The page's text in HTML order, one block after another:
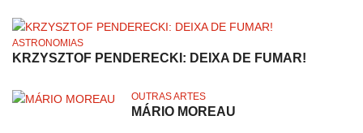
ASTRONOMIAS
KRZYSZTOF PENDERECKI: DEIXA DE FUMAR!
OUTRAS ARTES
MÁRIO MOREAU